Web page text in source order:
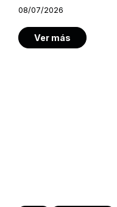
08/07/2026
Ver más